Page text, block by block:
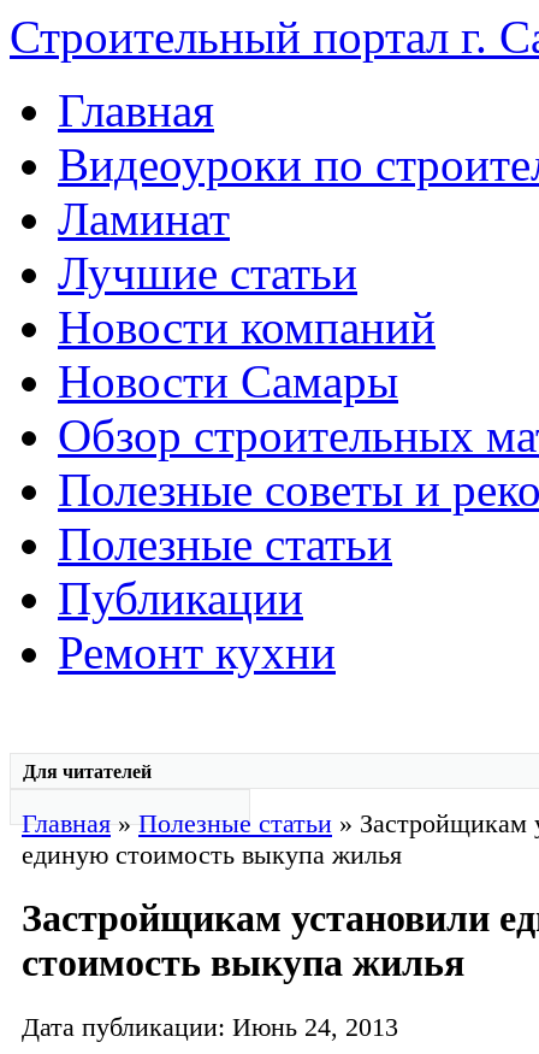
Строительный портал г.
Главная
Видеоуроки по
Ламинат
Лучшие статьи
Новости компаний
Новости Самары
Обзор строительных
Полезные советы и
Полезные статьи
Публикации
Ремонт кухни
Для читателей
Главная»Полезные статьи » Застройщикам
единую стоимость выкупа жилья
Застройщикам установили
стоимость выкупа жилья
Дата публикации: Июнь 24, 2013